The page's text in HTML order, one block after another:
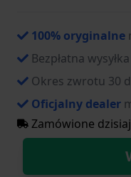
100% oryginalne
Bezpłatna
Okres zwrotu 30
Oficjalny dealer
Zamówione